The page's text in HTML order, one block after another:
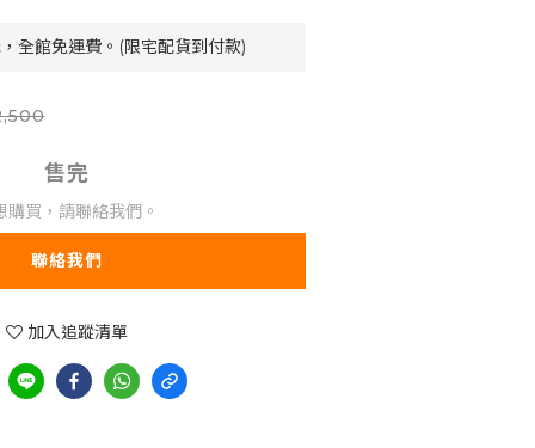
全館免運費。(限宅配貨到付款)
售完
購買，請聯絡我們。
聯絡我們
加入追蹤清單